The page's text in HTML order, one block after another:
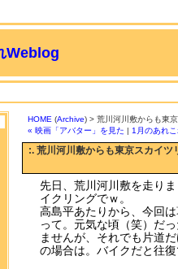
Weblog
HOME (Archive) > 荒川河川敷からも東
« 映画「アバター」を見た | 1月のあれ
:. 荒川河川敷からも東京スカイツ
先日、荒川河川敷を走り
イクリングでｗ。
高島平あたりから、今回
って。元気な頃（笑）だ
ませんが、それでも片道
の場合は。バイクだと往